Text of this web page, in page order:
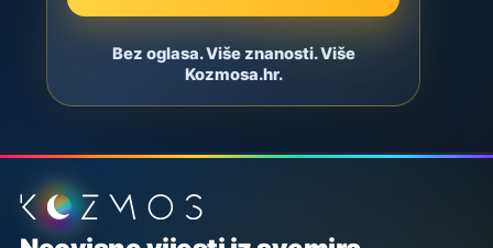
Bez oglasa. Više znanosti. Više
Kozmosa.hr.
Podnožje stranice